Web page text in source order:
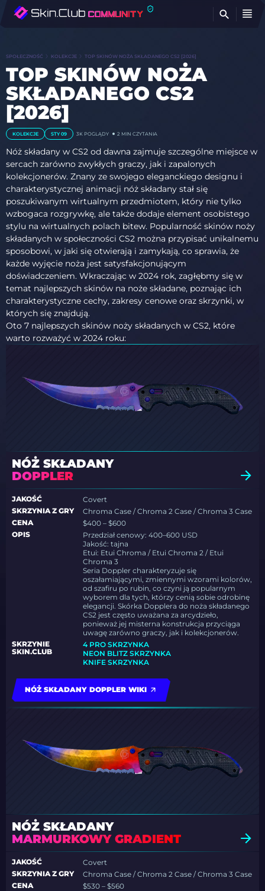
SPOŁECZNOŚĆ KOLEKCJE TOP SKINÓW NOŻA SKŁADANEGO CS2 [2026]
TOP SKINÓW NOŻA
SKŁADANEGO CS2
[2026]
KOLEKCJE STY 09 3K POGLĄDY 2 MIN CZYTANIA
Nóż składany w CS2 od dawna zajmuje szczególne miejsce w
sercach zarówno zwykłych graczy, jak i zapalonych
kolekcjonerów. Znany ze swojego eleganckiego designu i
charakterystycznej animacji nóż składany stał się
poszukiwanym wirtualnym przedmiotem, który nie tylko
wzbogaca rozgrywkę, ale także dodaje element osobistego
stylu na wirtualnych polach bitew. Popularność skinów noży
składanych w społeczności CS2 można przypisać unikalnemu
sposobowi, w jaki się otwierają i zamykają, co sprawia, że
każde wyjęcie noża jest satysfakcjonującym
doświadczeniem. Wkraczając w 2024 rok, zagłębmy się w
temat najlepszych skinów na noże składane, poznając ich
charakterystyczne cechy, zakresy cenowe oraz skrzynki, w
których się znajdują.
Oto 7 najlepszych skinów noży składanych w CS2, które
warto rozważyć w 2024 roku:
NÓŻ SKŁADANY
DOPPLER
JAKOŚĆ
Covert
SKRZYNIA Z GRY
Chroma Case / Chroma 2 Case / Chroma 3 Case
CENA
$400 – $600
OPIS
Przedział cenowy: 400–600 USD
Jakość: tajna
Etui: Etui Chroma / Etui Chroma 2 / Etui
Chroma 3
Seria Doppler charakteryzuje się
oszałamiającymi, zmiennymi wzorami kolorów,
od szafiru po rubin, co czyni ją popularnym
wyborem dla tych, którzy cenią sobie odrobinę
elegancji. Skórka Dopplera do noża składanego
CS2 jest często uważana za arcydzieło,
ponieważ jej misterna konstrukcja przyciąga
uwagę zarówno graczy, jak i kolekcjonerów.
SKRZYNIE
SKIN.CLUB
4 PRO SKRZYNKA
NEON BLITZ SKRZYNKA
KNIFE SKRZYNKA
NÓŻ SKŁADANY DOPPLER WIKI
NÓŻ SKŁADANY
MARMURKOWY GRADIENT
JAKOŚĆ
Covert
SKRZYNIA Z GRY
Chroma Case / Chroma 2 Case / Chroma 3 Case
CENA
$530 – $560